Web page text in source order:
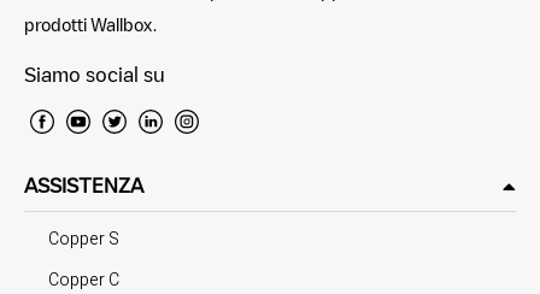
prodotti Wallbox.
Siamo social su
ASSISTENZA
Copper S
Copper C